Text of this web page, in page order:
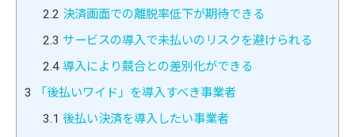
2.2 決済画面での離脱率低下が期待できる
2.3 サービスの導入で未払いのリスクを避けられる
2.4導入により競合との差別化ができる
3
「後払いワイド」を導入すべき事業者
3.1 後払い決済を導入したい事業者